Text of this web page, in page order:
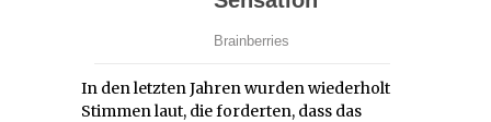
In den letzten Jahren wurden wiederholt
Stimmen laut, die forderten, dass das